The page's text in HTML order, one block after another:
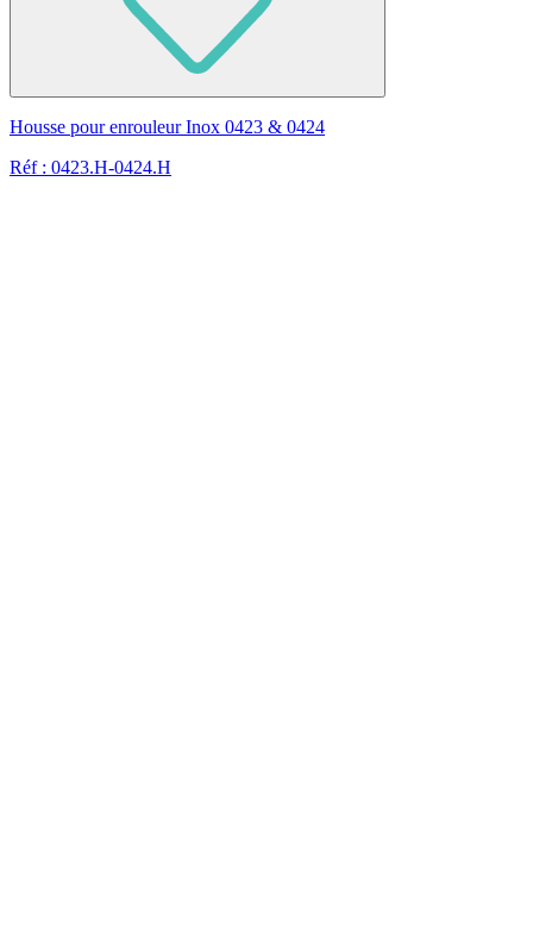
Housse pour enrouleur Inox 0423 & 0424
Réf : 0423.H-0424.H